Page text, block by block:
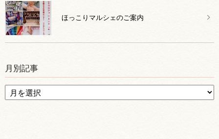
ほっこりマルシェのご案内
月別記事